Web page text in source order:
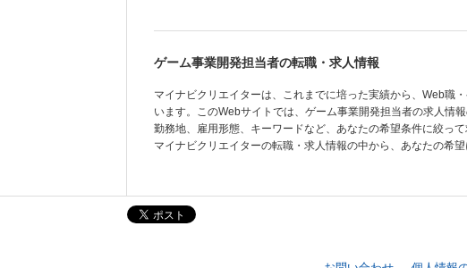
ゲーム事業開発担当者の転職・求人情報
マイナビクリエイターは、これまでに培った実績から、Web職
います。このWebサイトでは、ゲーム事業開発担当者の求人情
勤務地、雇用形態、キーワードなど、あなたの希望条件に絞っ
マイナビクリエイターの転職・求人情報の中から、あなたの希